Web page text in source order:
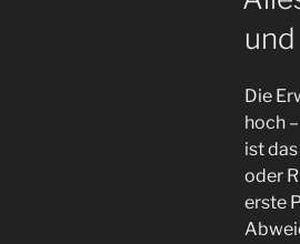
–
#FCSP
Die
hoch
ist
oder
erste